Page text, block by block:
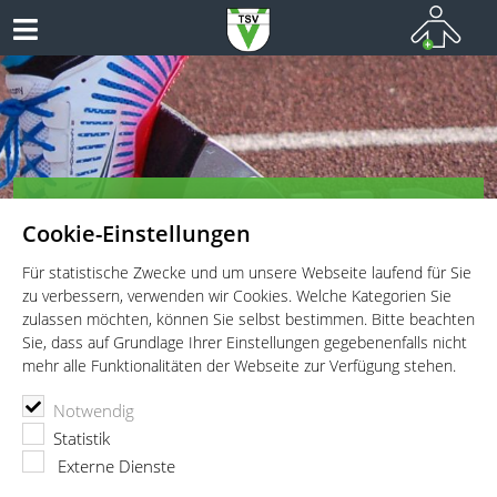
Cookie-Einstellungen
Für statistische Zwecke und um unsere Webseite laufend für Sie
zu verbessern, verwenden wir Cookies. Welche Kategorien Sie
zulassen möchten, können Sie selbst bestimmen. Bitte beachten
Sie, dass auf Grundlage Ihrer Einstellungen gegebenenfalls nicht
mehr alle Funktionalitäten der Webseite zur Verfügung stehen.
Notwendig
Statistik
Externe Dienste
Leichtathletik für Wettkämpfer, Leistungssportler und
Freitzeitathleten
TSV Vaterstetten e.V.
Sportabzeichen-Prüfung Schwimmen